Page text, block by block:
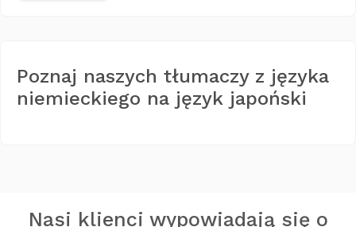
Poznaj naszych tłumaczy z języka
niemieckiego na język japoński
Nasi klienci wypowiadają się o